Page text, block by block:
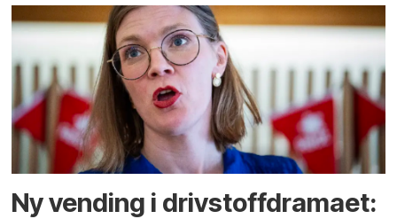
Ny vending i drivstoffdramaet: